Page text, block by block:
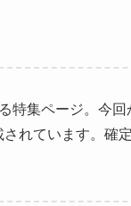
特集ページ。今
れています。確